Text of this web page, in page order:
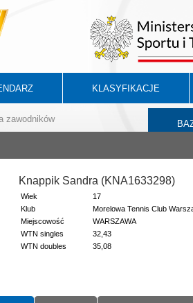
KLASYFIKACJE
zawodników
Knappik Sandra (KNA1633298)
Wiek
17
Klub
Morelowa Tennis Club
Miejscowość
WARSZAWA
WTN singles
32,43
WTN doubles
35,08